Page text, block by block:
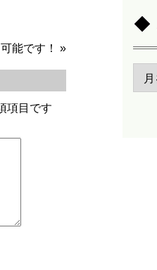
能です！ »
項目です